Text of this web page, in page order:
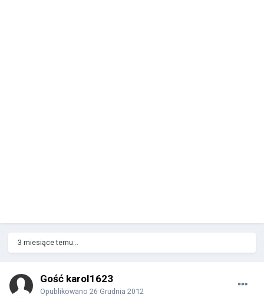
3 miesiące temu...
Gość karol1623
Opublikowano 26 Grudnia 2012